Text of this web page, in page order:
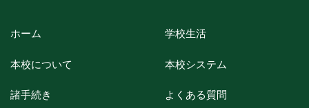
ホーム
本校について
諸手続き
学校生活
本校システム
よくある質問